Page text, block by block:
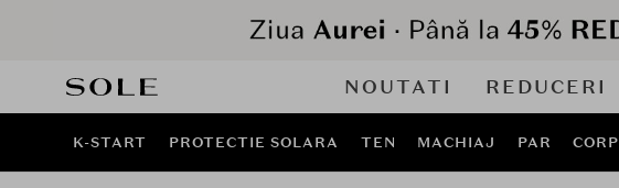
NOUTATI REDUCERI
K-START PROTECTIE SOLARA TEN MACHIAJ PAR CORP